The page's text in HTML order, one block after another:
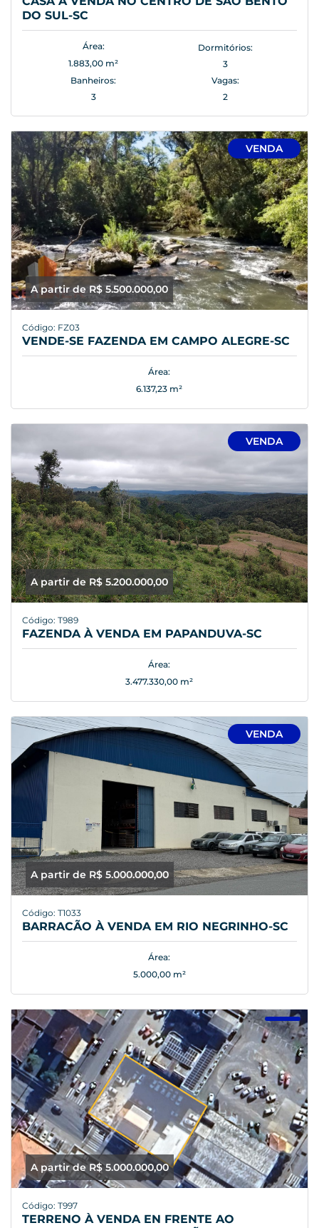
DO SUL-SC
Área:
1.883,00 m²
Dormitórios:
3
Banheiros:
3
Vagas:
2
A partir de R$ 5.500.000,00
VENDA
Código: FZ03
VENDE-SE FAZENDA EM CAMPO ALEGRE-SC
Área:
6.137,23 m²
A partir de R$ 5.200.000,00
VENDA
Código: T989
FAZENDA À VENDA EM PAPANDUVA-SC
Área:
3.477.330,00 m²
A partir de R$ 5.000.000,00
VENDA
Código: T1033
BARRACÃO À VENDA EM RIO NEGRINHO-SC
Área:
5.000,00 m²
A partir de R$ 5.000.000,00
Código: T997
TERRENO À VENDA EN FRENTE AO